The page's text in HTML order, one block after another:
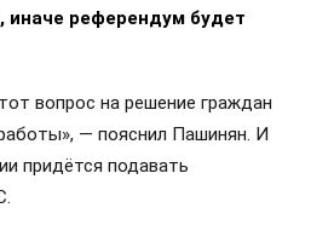
иначе референдум будет
вопрос на решение граждан
— пояснил Пашинян. И
придётся подавать